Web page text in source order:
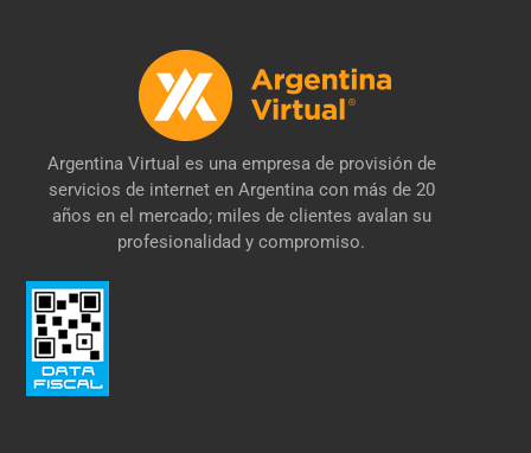
Argentina Virtual es una empresa de provisión de
servicios de internet en Argentina con más de 20
años en el mercado; miles de clientes avalan su
profesionalidad y compromiso.